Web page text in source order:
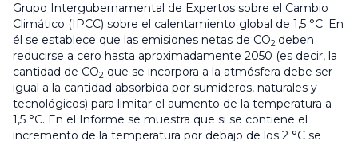
Grupo Intergubernamental de Expertos sobre el Cambio
Climático (IPCC) sobre el calentamiento global de 1,5 °C. En
él se establece que las emisiones netas de CO2 deben
reducirse a cero hasta aproximadamente 2050 (es decir, la
cantidad de CO2 que se incorpora a la atmósfera debe ser
igual a la cantidad absorbida por sumideros, naturales y
tecnológicos) para limitar el aumento de la temperatura a
1,5 °C. En el Informe se muestra que si se contiene el
incremento de la temperatura por debajo de los 2 °C se